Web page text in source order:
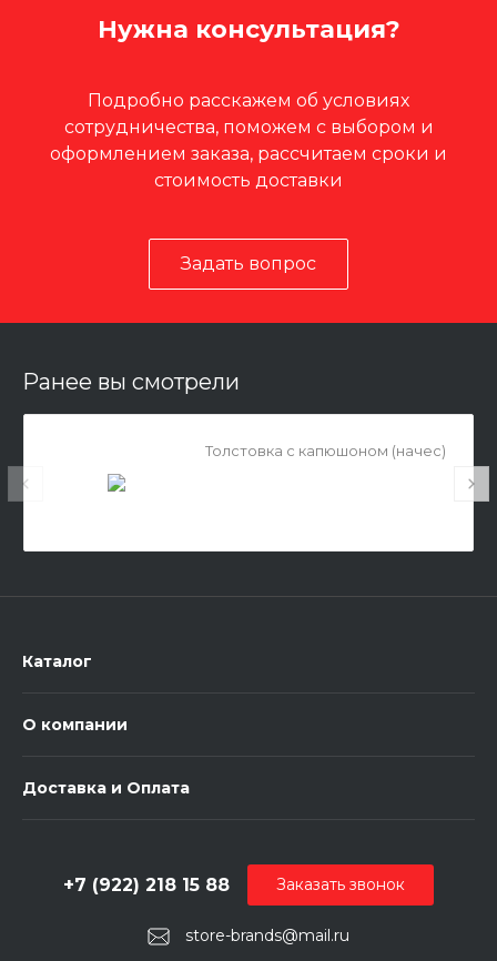
Нужна консультация?
Подробно расскажем об условиях
сотрудничества, поможем с выбором и
оформлением заказа, рассчитаем сроки и
стоимость доставки
Задать вопрос
Ранее вы смотрели
Толстовка с капюшоном (начес)
Каталог
О компании
Доставка и Оплата
store-brands@mail.ru
+7 (922) 218 15 88 Заказать звонок